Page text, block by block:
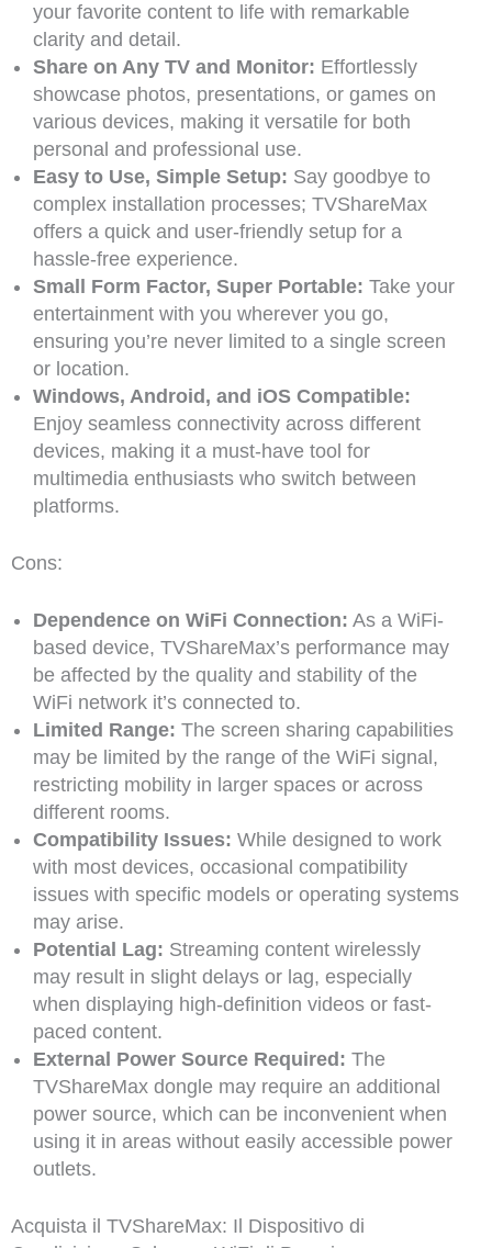
your favorite content to life with remarkable
clarity and detail.
Share on Any TV and Monitor: Effortlessly
showcase photos, presentations, or games on
various devices, making it versatile for both
personal and professional use.
Easy to Use, Simple Setup: Say goodbye to
complex installation processes; TVShareMax
offers a quick and user-friendly setup for a
hassle-free experience.
Small Form Factor, Super Portable: Take your
entertainment with you wherever you go,
ensuring you’re never limited to a single screen
or location.
Windows, Android, and iOS Compatible:
Enjoy seamless connectivity across different
devices, making it a must-have tool for
multimedia enthusiasts who switch between
platforms.
Cons:
Dependence on WiFi Connection: As a WiFi-
based device, TVShareMax’s performance may
be affected by the quality and stability of the
WiFi network it’s connected to.
Limited Range: The screen sharing capabilities
may be limited by the range of the WiFi signal,
restricting mobility in larger spaces or across
different rooms.
Compatibility Issues: While designed to work
with most devices, occasional compatibility
issues with specific models or operating systems
may arise.
Potential Lag: Streaming content wirelessly
may result in slight delays or lag, especially
when displaying high-definition videos or fast-
paced content.
External Power Source Required: The
TVShareMax dongle may require an additional
power source, which can be inconvenient when
using it in areas without easily accessible power
outlets.
Acquista il TVShareMax: Il Dispositivo di